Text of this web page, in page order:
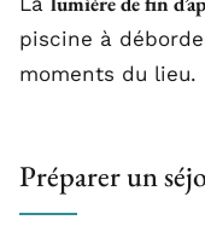
piscine à
moments du lieu.
Préparer un